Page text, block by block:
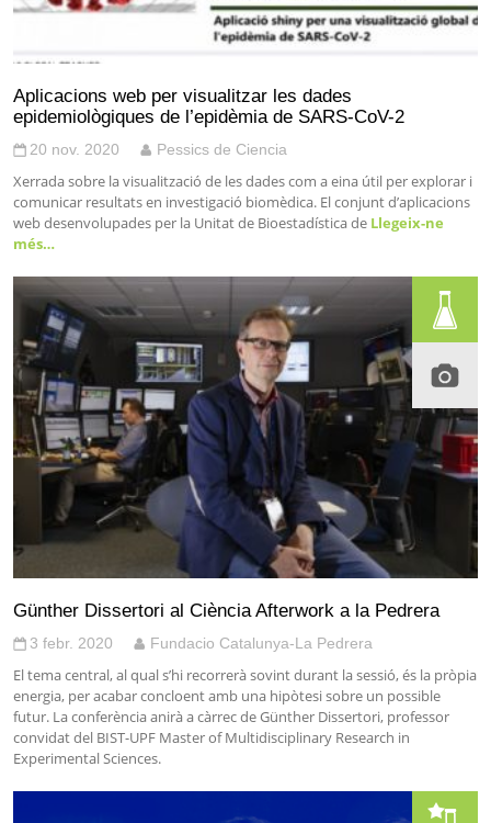
Aplicacions web per visualitzar les dades
epidemiològiques de l’epidèmia de SARS-CoV-2
20 nov. 2020 Pessics de Ciencia
Xerrada sobre la visualització de les dades com a eina útil per explorar i
comunicar resultats en investigació biomèdica. El conjunt d’aplicacions
web desenvolupades per la Unitat de Bioestadística de Llegeix-ne
més…
Günther Dissertori al Ciència Afterwork a la Pedrera
3 febr. 2020 Fundacio Catalunya-La Pedrera
El tema central, al qual s’hi recorrerà sovint durant la sessió, és la pròpia
energia, per acabar concloent amb una hipòtesi sobre un possible
futur. La conferència anirà a càrrec de Günther Dissertori, professor
convidat del BIST-UPF Master of Multidisciplinary Research in
Experimental Sciences.